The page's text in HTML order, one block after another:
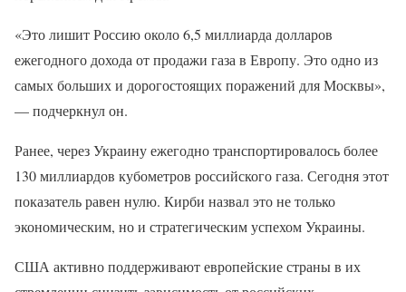
«Это лишит Россию около 6,5 миллиарда долларов
ежегодного дохода от продажи газа в Европу. Это одно из
самых больших и дорогостоящих поражений для Москвы»,
— подчеркнул он.
Ранее, через Украину ежегодно транспортировалось более
130 миллиардов кубометров российского газа. Сегодня этот
показатель равен нулю. Кирби назвал это не только
экономическим, но и стратегическим успехом Украины.
США активно поддерживают европейские страны в их